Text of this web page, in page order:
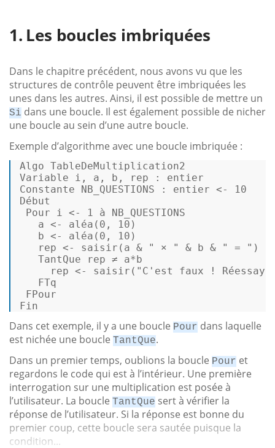
Les boucles imbriquées
Dans le chapitre précédent, nous avons vu que les
structures de contrôle peuvent être imbriquées les
unes dans les autres. Ainsi, il est possible de mettre un
Si dans une boucle. Il est également possible de nicher
une boucle au sein d’une autre boucle.
Exemple d’algorithme avec une boucle imbriquée :
Algo TableDeMultiplication2
Variable i , a , b , rep : entier
Constante NB_QUESTIONS : entier <-
10
Début
Pour i <-
1 à NB_QUESTIONS
a <- aléa ( 0 , 10 )
b <- aléa ( 0 , 10 )
rep <- saisir (a & " × " & b & " = " )
TantQue rep ≠ a*b
rep <- saisir ( "C'est faux !
FTq
FPour
Fin
Dans cet exemple, il y a une boucle Pour dans laquelle
est nichée une boucle TantQue.
Dans un premier temps, oublions la boucle Pour et
regardons le code qui est à l’intérieur. Une première
interrogation sur une multiplication est posée à
l’utilisateur. La boucle TantQue sert à vérifier la
réponse de l’utilisateur. Si la réponse est bonne du
premier coup, cette boucle sera sautée puisque la
condition...